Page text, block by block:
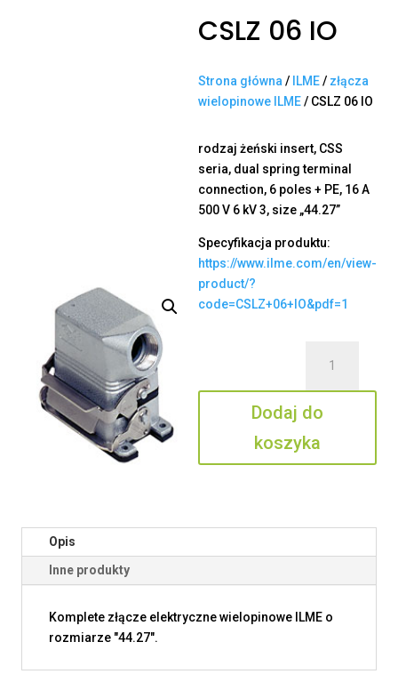
CSLZ 06 IO
Strona główna / ILME/ złącza
wielopinowe ILME/ CSLZ 06 IO
rodzaj żeński insert, CSS
seria, dual spring terminal
connection, 6 poles + PE, 16 A
500 V 6 kV 3, size „44.27”
Specyfikacja produktu:
https://www.ilme.com/en/view-
product/?
code=CSLZ+06+IO&pdf=1
CSLZ
06
IO
Dodaj do
koszyka
Opis
Inne produkty
Komplete złącze elektryczne wielopinowe ILME o
rozmiarze "44.27".